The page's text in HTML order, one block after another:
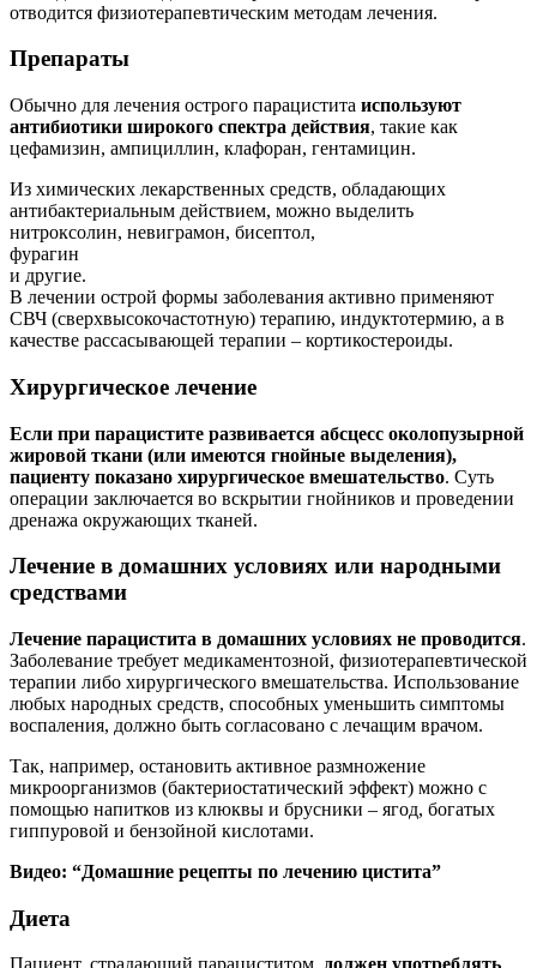
отводится физиотерапевтическим методам лечения.
Препараты
Обычно для лечения острого парацистита используют
антибиотики широкого спектра действия, такие как
цефамизин, ампициллин, клафоран, гентамицин.
Из химических лекарственных средств, обладающих
антибактериальным действием, можно выделить
нитроксолин, невиграмон, бисептол,
фурагин
и другие.
В лечении острой формы заболевания активно применяют
СВЧ (сверхвысокочастотную) терапию, индуктотермию, а в
качестве рассасывающей терапии – кортикостероиды.
Хирургическое лечение
Если при парацистите развивается абсцесс околопузырной
жировой ткани (или имеются гнойные выделения),
пациенту показано хирургическое вмешательство. Суть
операции заключается во вскрытии гнойников и проведении
дренажа окружающих тканей.
Лечение в домашних условиях или народными
средствами
Лечение парацистита в домашних условиях не проводится.
Заболевание требует медикаментозной, физиотерапевтической
терапии либо хирургического вмешательства. Использование
любых народных средств, способных уменьшить симптомы
воспаления, должно быть согласовано с лечащим врачом.
Так, например, остановить активное размножение
микроорганизмов (бактериостатический эффект) можно с
помощью напитков из клюквы и брусники – ягод, богатых
гиппуровой и бензойной кислотами.
Видео: “Домашние рецепты по лечению цистита”
Диета